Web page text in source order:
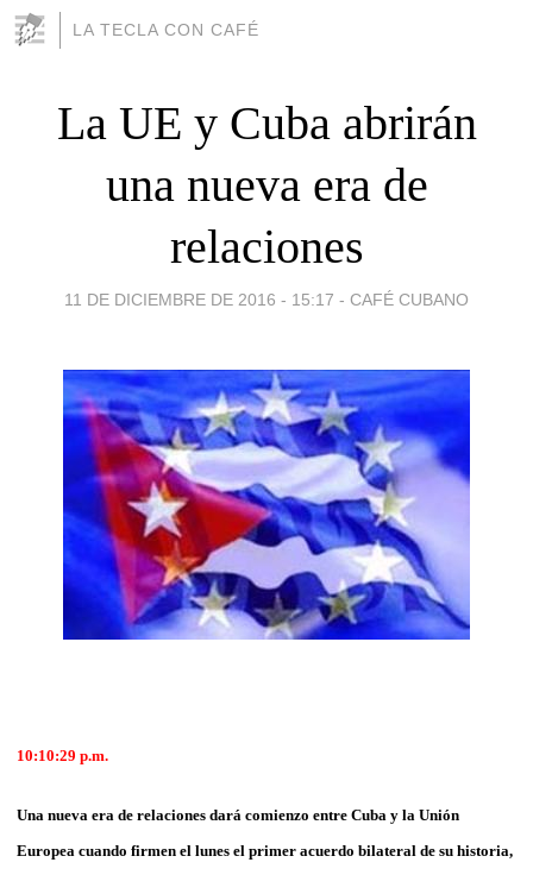
LA TECLA CON CAFÉ
La UE y Cuba abrirán
una nueva era de
relaciones
11 DE DICIEMBRE DE 2016 - 15:17 - CAFÉ CUBANO
10:10:29 p.m.
Una nueva era de relaciones dará comienzo entre Cuba y la Unión
Europea cuando firmen el lunes el primer acuerdo bilateral de su historia,